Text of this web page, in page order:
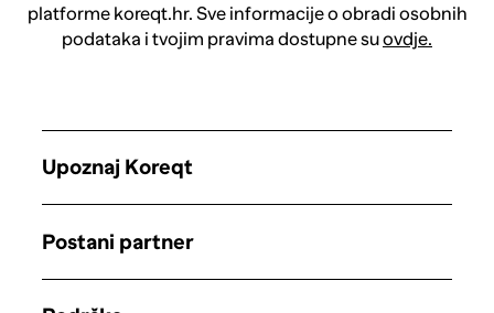
platforme koreqt.hr. Sve informacije o obradi osobnih
podataka i tvojim pravima dostupne suovdje.
Upoznaj Koreqt
Postani partner